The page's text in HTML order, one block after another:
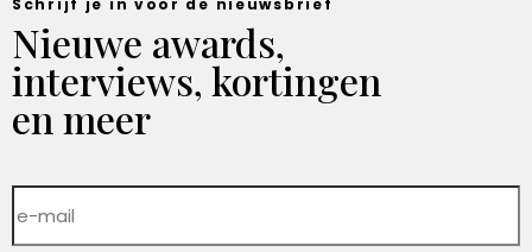
Schrijf je in voor de nieuwsbrief
Nieuwe awards,
interviews, kortingen
en meer